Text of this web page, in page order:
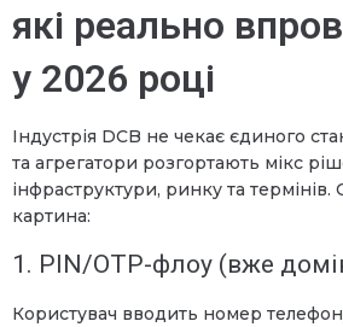
які реально
у 2026 році
Індустрія DCB не чекає єдиного
та агрегатори розгортають мікс
інфраструктури, ринку та термінів.
картина:
1. PIN/OTP-флоу (вже
Користувач вводить номер